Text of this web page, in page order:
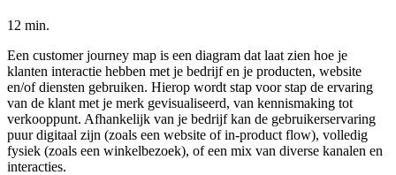
12 min.
Een customer journey map is een diagram dat laat zien hoe je
klanten interactie hebben met je bedrijf en je producten, website
en/of diensten gebruiken. Hierop wordt stap voor stap de ervaring
van de klant met je merk gevisualiseerd, van kennismaking tot
verkooppunt. Afhankelijk van je bedrijf kan de gebruikerservaring
puur digitaal zijn (zoals een website of in-product flow), volledig
fysiek (zoals een winkelbezoek), of een mix van diverse kanalen en
interacties.